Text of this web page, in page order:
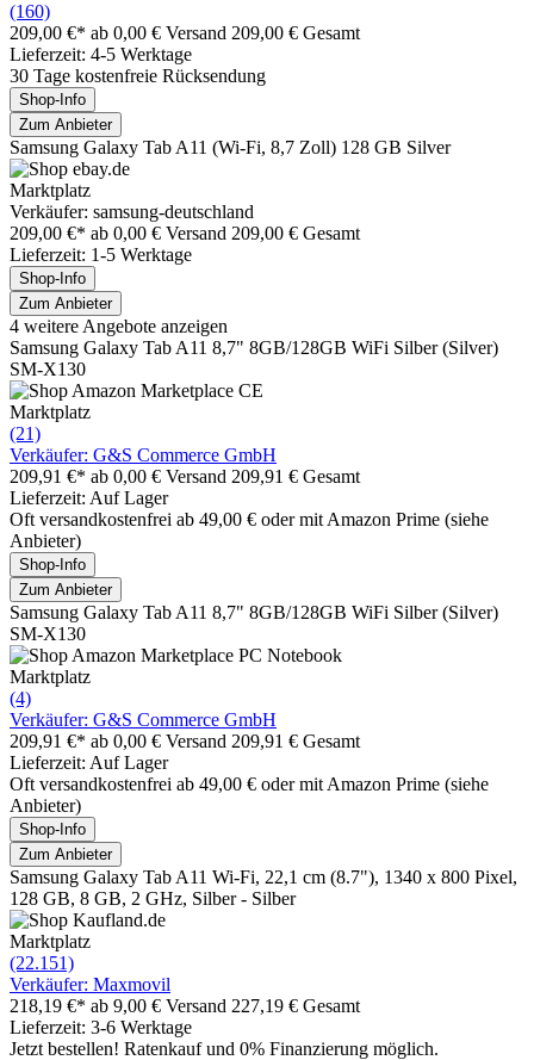
(160)
209,00 €* ab 0,00 € Versand 209,00 € Gesamt
Lieferzeit: 4-5 Werktage
30 Tage kostenfreie Rücksendung
Shop-Info
Zum Anbieter
Samsung Galaxy Tab A11 (Wi-Fi, 8,7 Zoll) 128 GB Silver
Marktplatz
Verkäufer: samsung-deutschland
209,00 €* ab 0,00 € Versand 209,00 € Gesamt
Lieferzeit: 1-5 Werktage
Shop-Info
Zum Anbieter
4 weitere Angebote anzeigen
Samsung Galaxy Tab A11 8,7" 8GB/128GB WiFi Silber (Silver)
SM-X130
Marktplatz
(21)
Verkäufer: G&S Commerce GmbH
209,91 €* ab 0,00 € Versand 209,91 € Gesamt
Lieferzeit: Auf Lager
Oft versandkostenfrei ab 49,00 € oder mit Amazon Prime (siehe
Anbieter)
Shop-Info
Zum Anbieter
Samsung Galaxy Tab A11 8,7" 8GB/128GB WiFi Silber (Silver)
SM-X130
Marktplatz
(4)
Verkäufer: G&S Commerce GmbH
209,91 €* ab 0,00 € Versand 209,91 € Gesamt
Lieferzeit: Auf Lager
Oft versandkostenfrei ab 49,00 € oder mit Amazon Prime (siehe
Anbieter)
Shop-Info
Zum Anbieter
Samsung Galaxy Tab A11 Wi-Fi, 22,1 cm (8.7"), 1340 x 800 Pixel,
128 GB, 8 GB, 2 GHz, Silber - Silber
Marktplatz
(22.151)
Verkäufer: Maxmovil
218,19 €* ab 9,00 € Versand 227,19 € Gesamt
Lieferzeit: 3-6 Werktage
Jetzt bestellen! Ratenkauf und 0% Finanzierung möglich.